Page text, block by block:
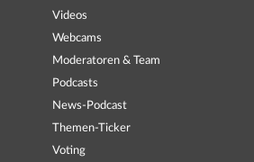
Videos
Webcams
Moderatoren & Team
Podcasts
News-Podcast
Themen-Ticker
Voting